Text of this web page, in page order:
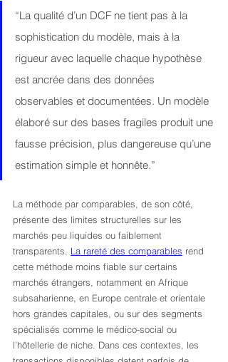
“La qualité d’un DCF ne tient pas à la
sophistication du modèle, mais à la
rigueur avec laquelle chaque hypothèse
est ancrée dans des données
observables et documentées. Un modèle
élaboré sur des bases fragiles produit une
fausse précision, plus dangereuse qu’une
estimation simple et honnête.”
La méthode par comparables, de son côté,
présente des limites structurelles sur les
marchés peu liquides ou faiblement
transparents. La rareté des comparables rend
cette méthode moins fiable sur certains
marchés étrangers, notamment en Afrique
subsaharienne, en Europe centrale et orientale
hors grandes capitales, ou sur des segments
spécialisés comme le médico-social ou
l’hôtellerie de niche. Dans ces contextes, les